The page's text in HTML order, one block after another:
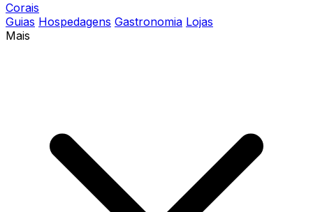
Corais
Guias Hospedagens Gastronomia Lojas
Mais